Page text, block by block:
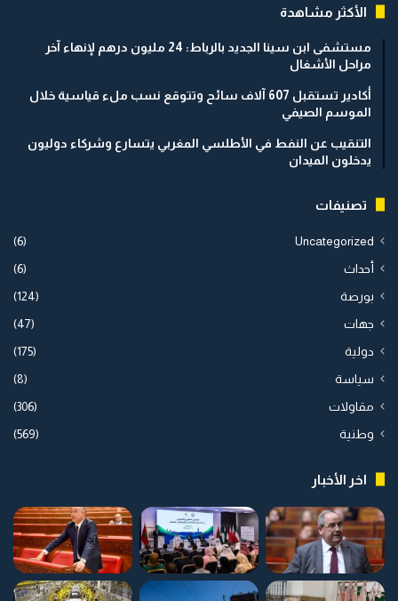
الأكثر مشاهدة
مستشفى ابن سينا الجديد بالرباط: 24 مليون درهم لإنهاء آخر
مراحل الأشغال
أكادير تستقبل 607 آلاف سائح وتتوقع نسب ملء قياسية خلال
الموسم الصيفي
التنقيب عن النفط في الأطلسي المغربي يتسارع وشركاء دوليون
يدخلون الميدان
تصنيفات
Uncategorized
(6)
أحداث (6)
بورصة (124)
جهات (47)
دولية (175)
سياسة (8)
مقاولات (306)
وطنية (569)
اخر الأخبار